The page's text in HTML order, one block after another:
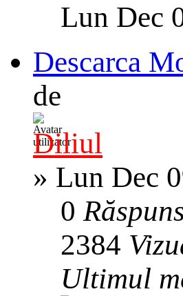
Lun Dec
Descarca
de
Diliul
» Lun Dec
0
2384
Ultimul